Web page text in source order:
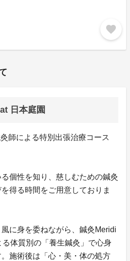
favorite
日本庭園
師による特別出張治療コース
個性を知り、慈しむための鍼灸
得る時間をご⽤意しておりま
に⾝を委ねながら、鍼灸Meridi
体質別の「養⽣鍼灸」で⼼⾝
施術後は「⼼・美・体の処⽅